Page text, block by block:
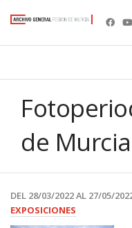
de
DEL 28/03/2022 AL 27/05/
EXPOSICIONES